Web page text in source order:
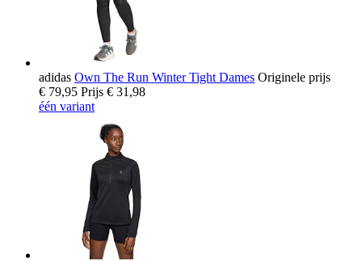
adidas Own The Run Winter Tight Dames Originele prijs
€ 79,95 Prijs € 31,98
één variant